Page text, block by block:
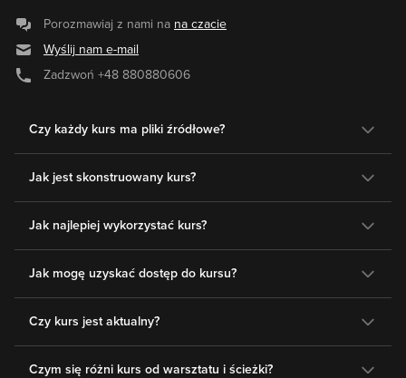
Porozmawiaj z nami na na czacie
Wyślij nam e-mail
Zadzwoń +48 880880606
Czy każdy kurs ma pliki źródłowe?
Jak jest skonstruowany kurs?
Jak najlepiej wykorzystać kurs?
Jak mogę uzyskać dostęp do kursu?
Czy kurs jest aktualny?
Czym się różni kurs od warsztatu i ścieżki?